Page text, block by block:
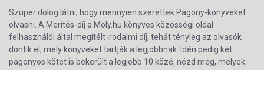
Szuper dolog látni, hogy mennyien szerettek Pagony-könyveket
olvasni. A Merítés-díj a Moly.hu könyves közösségi oldal
felhasználói által megítélt irodalmi díj, tehát tényleg az olvasók
döntik el, mely könyveket tartják a legjobbnak. Idén pedig két
pagonyos kötet is bekerült a legjobb 10 közé, nézd meg, melyek